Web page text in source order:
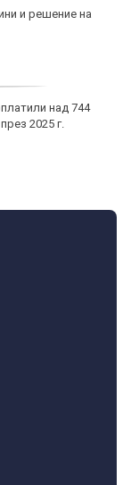
и решение на
над 744
2025 г.